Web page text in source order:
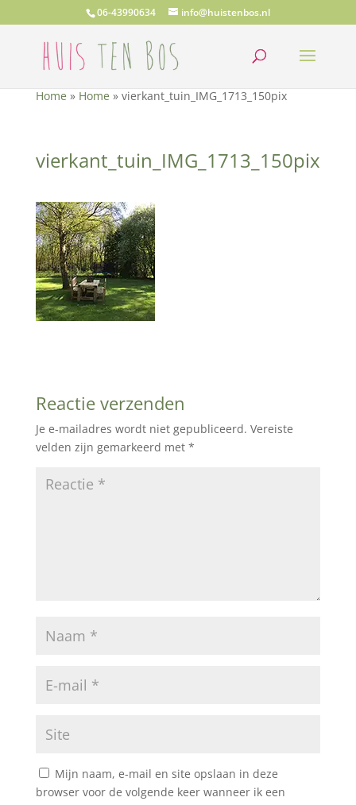
06-43990634 info@huistenbos.nl
Home » Home » vierkant_tuin_IMG_1713_150pix
vierkant_tuin_IMG_1713_150pix
Reactie verzenden
Je e-mailadres wordt niet gepubliceerd. Vereiste
velden zijn gemarkeerd met *
Mijn naam, e-mail en site opslaan in deze
browser voor de volgende keer wanneer ik een